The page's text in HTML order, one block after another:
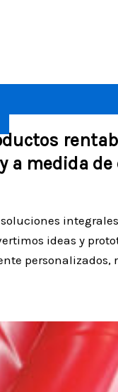
a medida de
ideas y
personalizados,